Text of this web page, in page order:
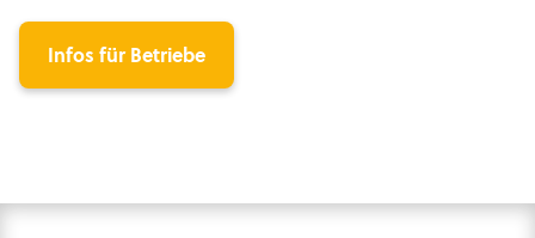
Infos für Betriebe